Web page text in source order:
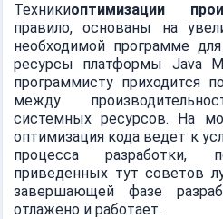
Техникиоптимизации
правило, основаны на
необходимой программе
ресурсы платформы Java
программисту приходится
между
системных ресурсов. На
оптимизация кода ведет к
процесса разработки,
приведенных тут советов
завершающей фазе
отлажено и работает.